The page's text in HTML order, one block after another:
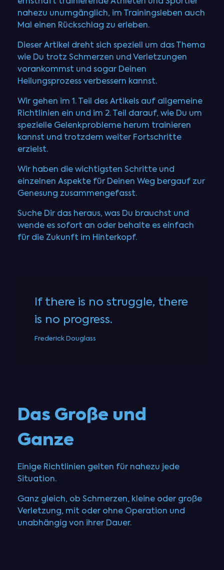
nahezu unumgänglich, im Trainingsleben auch
Mal einen Rückschlag zu erleben.
Dieser Artikel dreht sich speziell um das Thema
wie Du trotz Schmerzen und Verletzungen
vorankommst und sogar Deinen
Heilungsprozess verbessern kannst.
Wir gehen im 1. Teil des Artikels auf allgemeine
Richtlinien ein und im 2. Teil darauf, wie Du um
spezielle Gelenkprobleme herum trainieren
kannst und trotzdem weiter Fortschritte
erzielst.
Wir haben die wichtigsten Schritte und
einzelnen Aspekte für Deinen Weg bergauf zur
Genesung zusammengefasst.
Suche Dir das heraus, was Du brauchst und
wende es sofort an oder behalte es einfach
für die Zukunft im Hinterkopf.
If there is no struggle, there
is no progress.
Frederick Douglass
Das Große und
Ganze
Einige Richtlinien gelten für nahezu jede
Situation.
Ganz gleich, ob Schmerzen, kleine oder große
Verletzung, mit oder ohne Operation und
unabhängig von ihrer Dauer.